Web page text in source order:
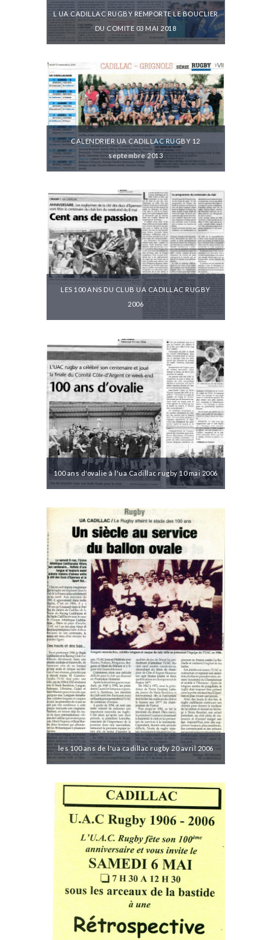
L UA CADILLAC RUGBY REMPORTE LE BOUCLIER
DU COMITE 03 MAI 2018
CALENDRIER UA CADILLAC RUGBY 12
septembre 2013
LES 100 ANS DU CLUB UA CADILLAC RUGBY
2006
100 ans d'ovalie à l'ua Cadillac rugby 10 mai 2006
les 100 ans de l'ua cadillac rugby 20 avril 2006